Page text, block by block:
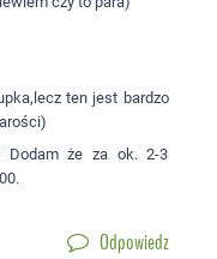
ten jest bardzo
Dodam że za ok. 2-3
Odpowiedz